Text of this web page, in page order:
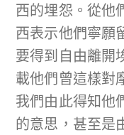
西的埋怨。從他
西表示他們寧願
要得到自由離開
載他們曾這樣對
我們由此得知他
的意思，甚至是